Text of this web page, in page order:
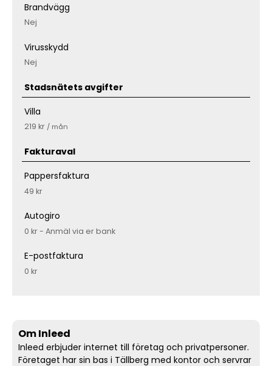
Brandvägg
Nej
Virusskydd
Nej
Stadsnätets avgifter
Villa
219 kr/ mån
Fakturaval
Pappersfaktura
49 kr
Autogiro
0 kr - Anmäl via er bank
E-postfaktura
0 kr
Om Inleed
Inleed erbjuder internet till företag och privatpersoner.
Företaget har sin bas i Tällberg med kontor och servrar